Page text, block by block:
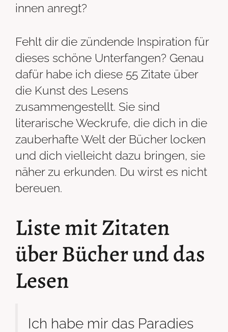
innen anregt?
Fehlt dir die zündende Inspiration für
dieses schöne Unterfangen? Genau
dafür habe ich diese 55 Zitate über
die Kunst des Lesens
zusammengestellt. Sie sind
literarische Weckrufe, die dich in die
zauberhafte Welt der Bücher locken
und dich vielleicht dazu bringen, sie
näher zu erkunden. Du wirst es nicht
bereuen.
Liste mit Zitaten
über Bücher und das
Lesen
Ich habe mir das Paradies